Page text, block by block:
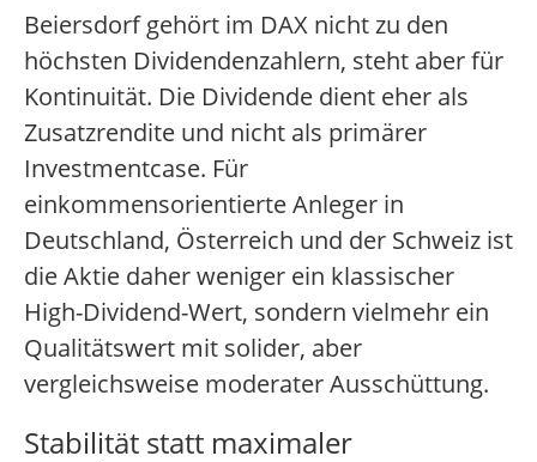
Beiersdorf gehört im DAX nicht zu den
höchsten Dividendenzahlern, steht aber für
Kontinuität. Die Dividende dient eher als
Zusatzrendite und nicht als primärer
Investmentcase. Für
einkommensorientierte Anleger in
Deutschland, Österreich und der Schweiz ist
die Aktie daher weniger ein klassischer
High-Dividend-Wert, sondern vielmehr ein
Qualitätswert mit solider, aber
vergleichsweise moderater Ausschüttung.
Stabilität statt maximaler